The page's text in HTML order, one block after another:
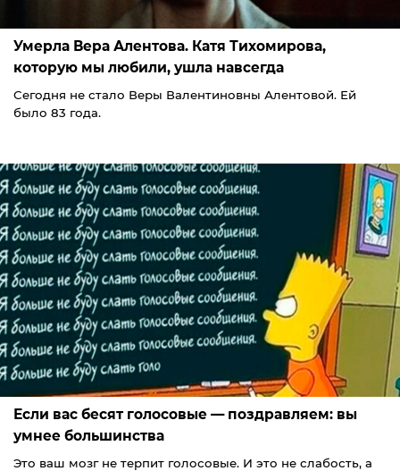
Умерла Вера Алентова. Катя Тихомирова,
которую мы любили, ушла навсегда
Сегодня не стало Веры Валентиновны Алентовой. Ей
было 83 года.
Если вас бесят голосовые — поздравляем: вы
умнее большинства
Это ваш мозг не терпит голосовые. И это не слабость, а